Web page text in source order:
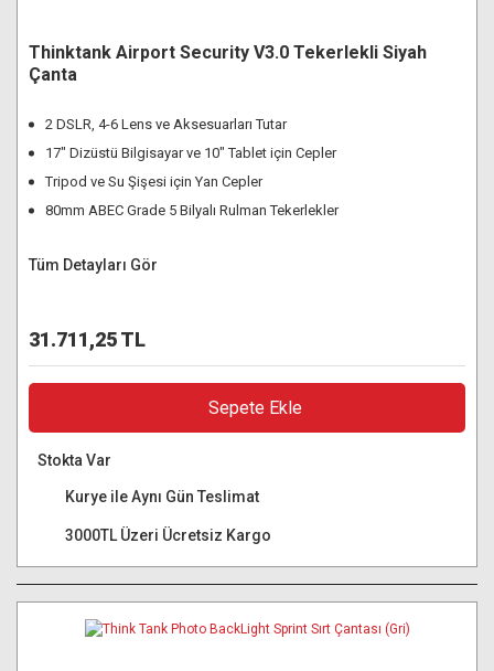
Thinktank Airport Security V3.0 Tekerlekli Siyah
Çanta
2 DSLR, 4-6 Lens ve Aksesuarları Tutar
17" Dizüstü Bilgisayar ve 10" Tablet için Cepler
Tripod ve Su Şişesi için Yan Cepler
80mm ABEC Grade 5 Bilyalı Rulman Tekerlekler
Tüm Detayları Gör
31.711,25 TL
Sepete Ekle
Stokta Var
Kurye ile Aynı Gün Teslimat
3000TL Üzeri Ücretsiz Kargo